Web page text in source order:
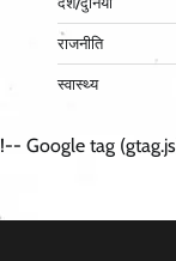
राजनीति
स्वास्थ्य
!-- Google tag